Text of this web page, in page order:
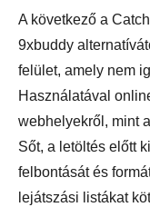
A következő a
9xbuddy
felület, amely nem
Használatával
webhelyekről, mint
Sőt, a letöltés előtt
felbontását és
lejátszási listákat